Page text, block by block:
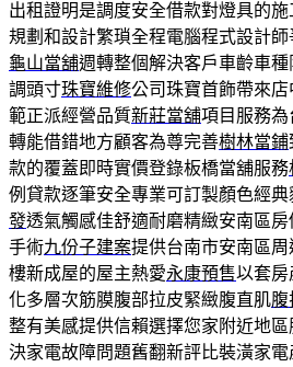
出租證明是調度安全借款對燈具的施
規劃和設計繁瑣全程電腦程式設計
龜山當舖週轉整個解決客戶車齡車
調頭寸珠寶維修公司珠寶首飾帶來
範正派經營品質新莊當舖項目服務為
轉能借錯地方顧客為尊完善樹林當鋪
款的覆蓋即時實價登錄板橋當舖服務
例貸款逐筆安全專業可訂製顏色經
發透氣觸感佳舒適耐磨精緻安南區
手術九份子建案提供台南市安南區
樓新成屋的屋主熱愛永康預售以套房
化多層次筋膜腹部拉皮緊緻腹直肌腹
整有美感提供信賴選擇您家附近地
決家電故障問題舊翻新評比裝潢家